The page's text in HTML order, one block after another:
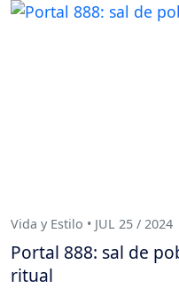
Vida y Estilo • JUL 25 / 2024
Portal 888: sal de
ritual